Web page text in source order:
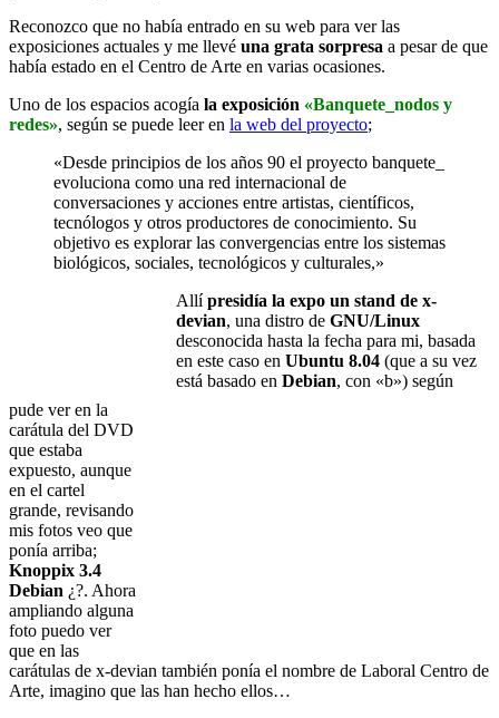
Reconozco que no había entrado en su web para ver las
exposiciones actuales y me llevé una grata sorpresa a pesar de que
había estado en el Centro de Arte en varias ocasiones.
Uno de los espacios acogía la exposición «Banquete_nodos y
redes», según se puede leer en la web del proyecto;
«Desde principios de los años 90 el proyecto banquete_
evoluciona como una red internacional de
conversaciones y acciones entre artistas, científicos,
tecnólogos y otros productores de conocimiento. Su
objetivo es explorar las convergencias entre los sistemas
biológicos, sociales, tecnológicos y culturales,»
Allípresidía la expo un stand de x-
devian, una distro de GNU/Linux
desconocida hasta la fecha para mi, basada
en este caso en Ubuntu 8.04 (que a su vez
está basado en Debian, con «b») según
pude ver en la
carátula del DVD
que estaba
expuesto, aunque
en el cartel
grande, revisando
mis fotos veo que
ponía arriba;
Knoppix 3.4
Debian ¿?. Ahora
ampliando alguna
foto puedo ver
que en las
carátulas de x-devian también ponía el nombre de Laboral Centro de
Arte, imagino que las han hecho ellos…